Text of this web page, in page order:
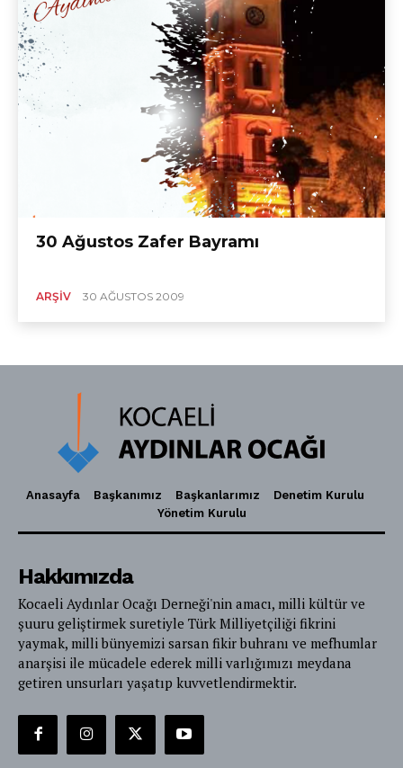
30 Ağustos Zafer Bayramı
ARŞIV 30 AĞUSTOS 2009
Anasayfa Başkanımız Başkanlarımız
Denetim Kurulu
Yönetim Kurulu
Hakkımızda
Kocaeli Aydınlar Ocağı Derneği'nin amacı, milli kültür ve
şuuru geliştirmek suretiyle Türk Milliyetçiliği fikrini
yaymak, milli bünyemizi sarsan fikir buhranı ve mefhumlar
anarşisi ile mücadele ederek milli varlığımızı meydana
getiren unsurları yaşatıp kuvvetlendirmektir.